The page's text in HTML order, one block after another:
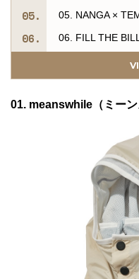
05. NANGA ×
06. FILL THE
08. ROTOTO（
09. SOUTH2
01. meanswhile（ミーン